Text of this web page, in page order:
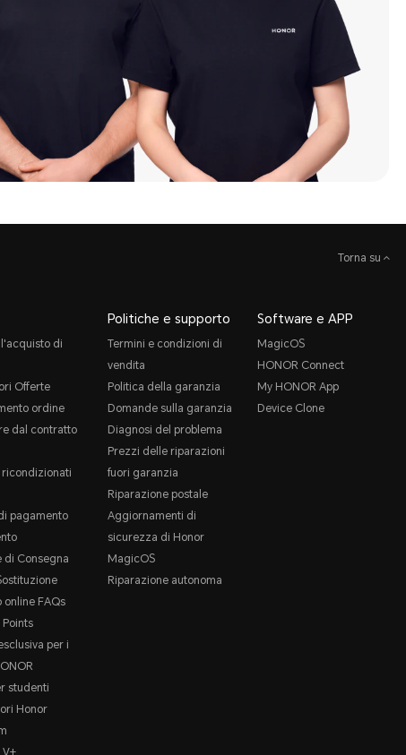
Torna su
di
Offerte
ordine
dal contratto
ricondizionati
pagamento
di Consegna
online FAQs
Points
per i
studenti
Honor
V+
Politiche e supporto
Termini e condizioni di
vendita
Politica della garanzia
Domande sulla garanzia
Diagnosi del problema
Prezzi delle riparazioni
fuori garanzia
Riparazione postale
Aggiornamenti di
sicurezza di Honor
MagicOS
Riparazione autonoma
Software e APP
MagicOS
HONOR Connect
My HONOR App
Device Clone